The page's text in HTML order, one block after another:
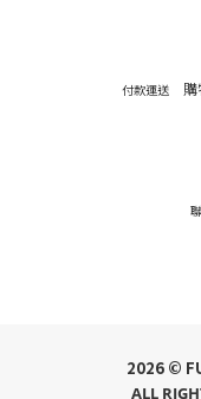
付款運送
2026 ©
ALL